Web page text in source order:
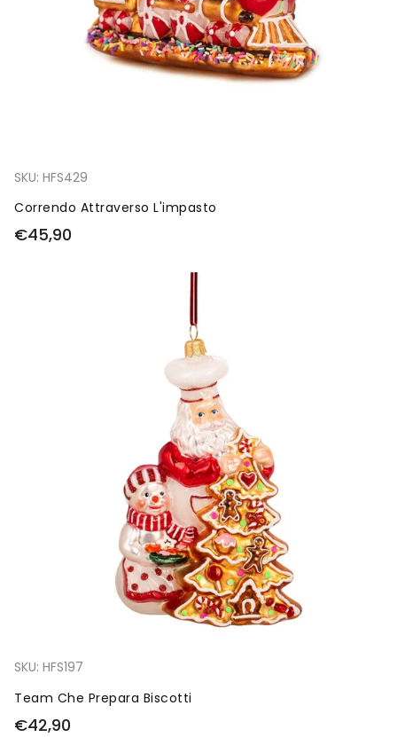
SKU: HFS429
Correndo Attraverso L'impasto
€45,90
SKU: HFS197
Team Che Prepara Biscotti
€42,90